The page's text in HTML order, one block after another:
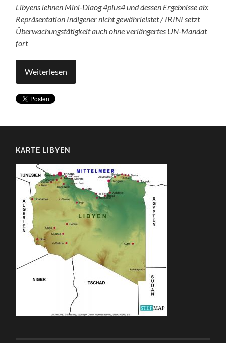
Libyens lehnen Mini-Diaog 4plus4 und dessen Ergebnisse ab:
Repräsentation Indigener nicht gewährleistet / IRINI setzt
Überwachungstätigkeit auch ohne verlängertes UN-Mandat
fort
Weiterlesen
KARTE LIBYEN